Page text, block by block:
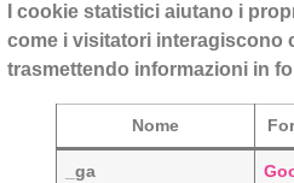
I cookie statistici aiutano i
come i visitatori interagiscono
trasmettendo informazioni in
Nome
_ga